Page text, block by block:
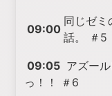
09:00
同じゼミ
話。 ＃5
09:05 アズー
っ！！ ＃6